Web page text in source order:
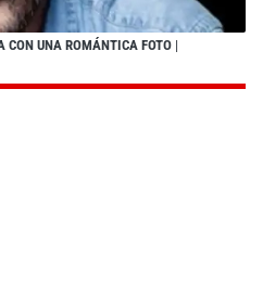
CON UNA ROMÁNTICA FOTO |